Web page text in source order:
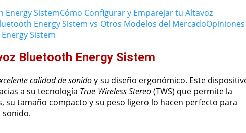
Energy SistemCómo Configurar y Emparejar tu Altavoz
Energy Sistem vs Otros Modelos del Mercado
Sistem
Bluetooth Energy Sistem
calidad de sonidoy su diseño ergonómico. Este
a su tecnología True Wireless Stereo(TWS) que permite la
su tamaño compacto y su peso ligero lo hacen perfecto para
sonido.